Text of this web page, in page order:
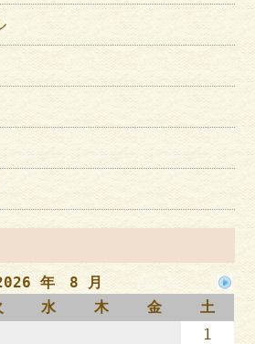
年 8 月
水 木 金
土
1